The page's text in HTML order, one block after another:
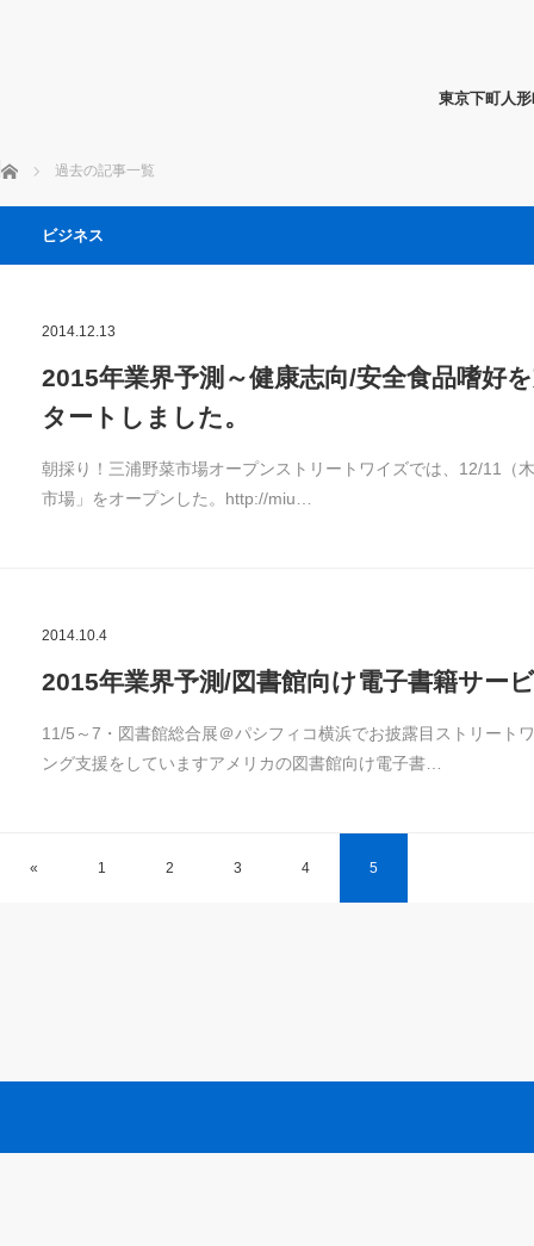
東京下町人
ホーム 過去の記事一覧
ビジネス
2014.12.13
2015年業界予測～健康志向/安全食品嗜好
タートしました。
朝採り！三浦野菜市場オープンストリートワイズでは、12/11（
市場」をオープンした。http://miu…
2014.10.4
2015年業界予測/図書館向け電子書籍サー
11/5～7・図書館総合展＠パシフィコ横浜でお披露目ストリート
ング支援をしていますアメリカの図書館向け電子書…
« 1 2 3 4 5